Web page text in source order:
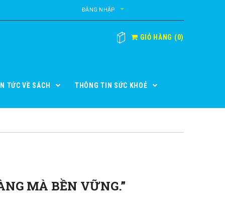
ĐĂNG NHẬP
GIỎ HÀNG (0)
TỨC VỀ SÁCH THÔNG TIN SỨC KHOẺ
MÀ BỀN VỮNG.”